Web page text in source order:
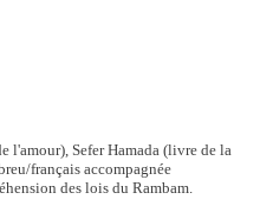
l'amour), Sefer Hamada (livre de la
français accompagnée
des lois du Rambam.